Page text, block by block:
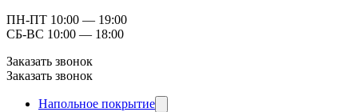
ПН-ПТ 10:00 — 19:00
СБ-ВС 10:00 — 18:00
Заказать звонок
Заказать звонок
Напольное покрытие